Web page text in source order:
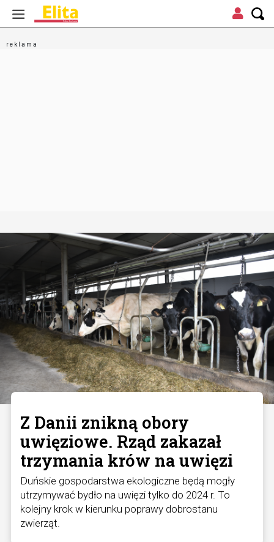
Z Danii znikną obory
uwięziowe. Rząd zakazał
trzymania krów na uwięzi
Duńskie gospodarstwa ekologiczne będą mogły
utrzymywać bydło na uwięzi tylko do 2024 r. To
kolejny krok w kierunku poprawy dobrostanu
zwierząt.